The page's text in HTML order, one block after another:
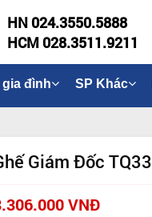
HN 024.3550.5888
HCM 028.3511.9211
đình SP Khác
Giám Đốc TQ33
VNĐ